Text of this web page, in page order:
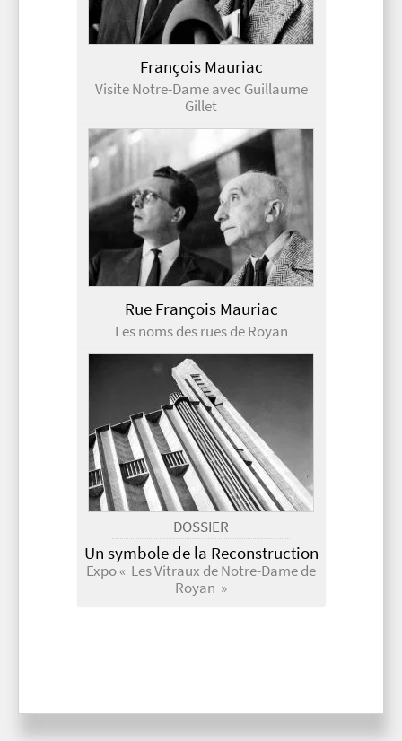
François Mauriac
Visite Notre-Dame avec Guillaume
Gillet
Rue François Mauriac
Les noms des rues de Royan
DOSSIER
Un symbole de la Reconstruction
Expo « Les Vitraux de Notre-Dame de
Royan »